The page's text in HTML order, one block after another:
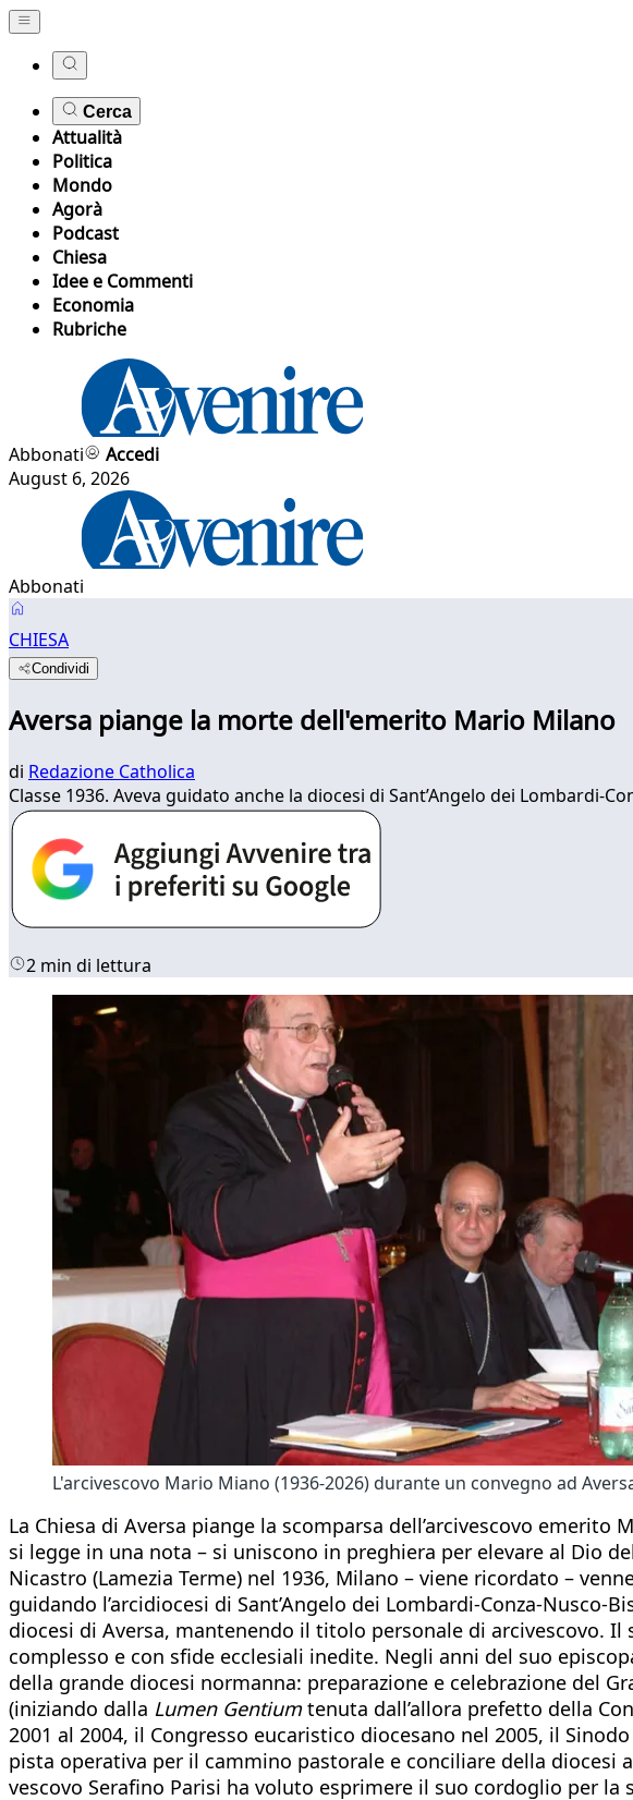
Cerca
Attualità
Politica
Mondo
Agorà
Podcast
Chiesa
Idee e Commenti
Economia
Rubriche
Abbonati
Accedi
August 6, 2026
Abbonati
CHIESA
Condividi
Aversa piange la morte dell'emerito Mario Milano
di Redazione Catholica
Classe 1936. Aveva guidato anche la diocesi di Sant’Angelo dei Lombardi-
2 min di lettura
L'arcivescovo Mario Miano (1936-2026) durante un convegno ad
La Chiesa di Aversa piange la scomparsa dell’arcivescovo
si legge in una nota – si uniscono in preghiera per elevare al Dio
Nicastro (Lamezia Terme) nel 1936, Milano – viene ricordato –
guidando l’arcidiocesi di Sant’Angelo dei Lombardi-Conza-
diocesi di Aversa, mantenendo il titolo personale di arcivescovo.
complesso e con sfide ecclesiali inedite. Negli anni del suo
della grande diocesi normanna: preparazione e celebrazione del
(iniziando dalla Lumen Gentiumtenuta dall’allora prefetto della
2001 al 2004, il Congresso eucaristico diocesano nel 2005, il
pista operativa per il cammino pastorale e conciliare della diocesi
vescovo Serafino Parisi ha voluto esprimere il suo cordoglio per